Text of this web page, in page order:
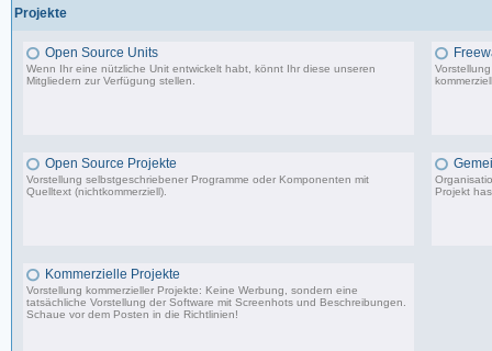
Projekte
Open Source Units
Wenn Ihr eine nützliche Unit entwickelt habt, könnt Ihr diese unseren
Mitgliedern zur Verfügung stellen.
Open Source Projekte
Vorstellung selbstgeschriebener Programme oder Komponenten mit
Quelltext (nichtkommerziell).
Projekt
Kommerzielle Projekte
Vorstellung kommerzieller Projekte: Keine Werbung, sondern eine
tatsächliche Vorstellung der Software mit Screenhots und Beschreibungen.
Schaue vor dem Posten in die Richtlinien!